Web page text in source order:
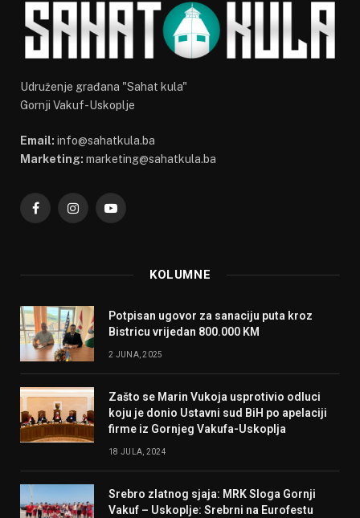
Udruženje građana "Sahat kula"
Gornji Vakuf-Uskoplje
Email: info@sahatkula.ba
Marketing: marketing@sahatkula.ba
FacebookInstagramYouTube
KOLUMNE
Potpisan ugovor za sanaciju puta kroz
Bistricu vrijedan 800.000 KM
2 JUNA, 2025
Zašto se Marin Vukoja usprotivio odluci
koju je donio Ustavni sud BiH po apelaciji
firme iz Gornjeg Vakufa-Uskoplja
18 JULA, 2024
Srebro zlatnog sjaja: MRK Sloga Gornji
Vakuf – Uskoplje: Srebrni na Eurofestu